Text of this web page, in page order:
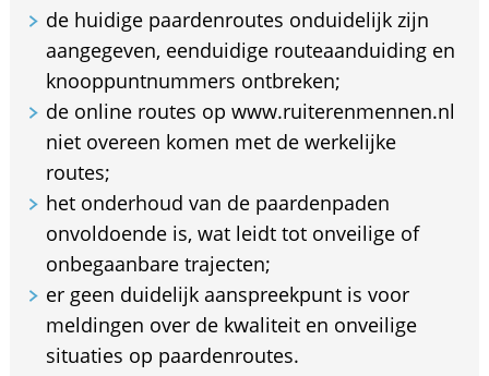
de huidige paardenroutes onduidelijk zijn
aangegeven, eenduidige routeaanduiding en
knooppuntnummers ontbreken;
de online routes op www.ruiterenmennen.nl
niet overeen komen met de werkelijke
routes;
het onderhoud van de paardenpaden
onvoldoende is, wat leidt tot onveilige of
onbegaanbare trajecten;
er geen duidelijk aanspreekpunt is voor
meldingen over de kwaliteit en onveilige
situaties op paardenroutes.